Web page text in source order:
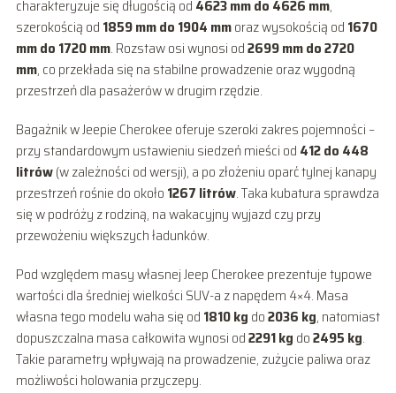
charakteryzuje się długością od 4623 mm do 4626 mm,
szerokością od 1859 mm do 1904 mmoraz wysokością od 1670
mm do 1720 mm. Rozstaw osi wynosi od2699 mm do 2720
mm, co przekłada się na stabilne prowadzenie oraz wygodną
przestrzeń dla pasażerów w drugim rzędzie.
Bagażnik w Jeepie Cherokee oferuje szeroki zakres pojemności –
przy standardowym ustawieniu siedzeń mieści od 412 do 448
litrów(w zależności od wersji), a po złożeniu oparć tylnej kanapy
przestrzeń rośnie do około 1267 litrów. Taka kubatura sprawdza
się w podróży z rodziną, na wakacyjny wyjazd czy przy
przewożeniu większych ładunków.
Pod względem masy własnej Jeep Cherokee prezentuje typowe
wartości dla średniej wielkości SUV-a z napędem 4×4. Masa
własna tego modelu waha się od 1810 kg do2036 kg, natomiast
dopuszczalna masa całkowita wynosi od2291 kg do2495 kg.
Takie parametry wpływają na prowadzenie, zużycie paliwa oraz
możliwości holowania przyczepy.